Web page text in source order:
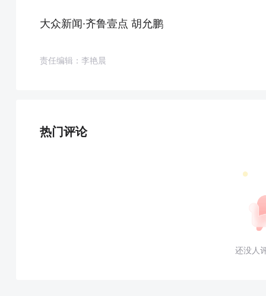
大众新闻·齐鲁壹点 胡允鹏
责任编辑：李艳晨
热门评论
还没人